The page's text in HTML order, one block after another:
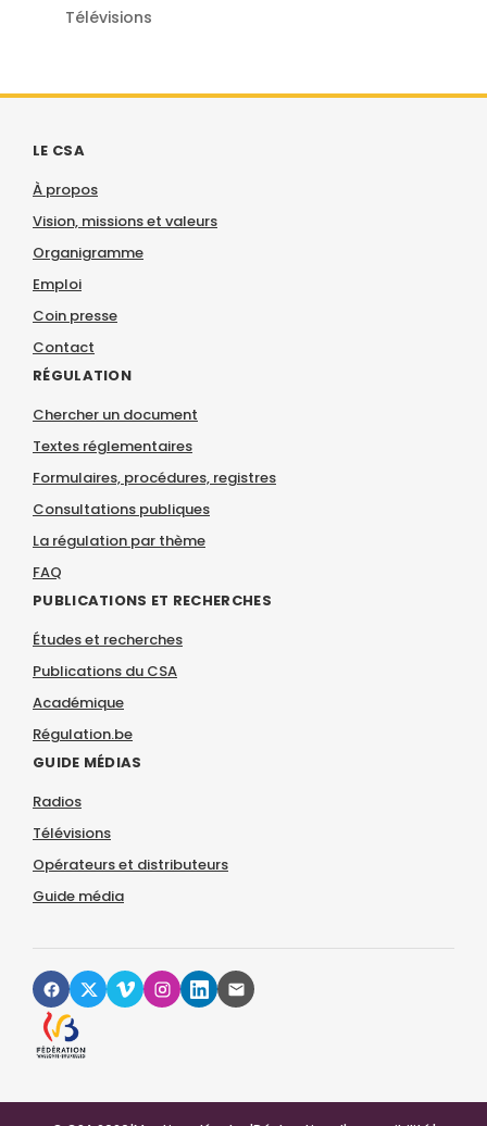
Télévisions
LE CSA
À propos
Vision, missions et valeurs
Organigramme
Emploi
Coin presse
Contact
RÉGULATION
Chercher un document
Textes réglementaires
Formulaires, procédures, registres
Consultations publiques
La régulation par thème
FAQ
PUBLICATIONS ET RECHERCHES
Études et recherches
Publications du CSA
Académique
Régulation.be
GUIDE MÉDIAS
Radios
Télévisions
Opérateurs et distributeurs
Guide média